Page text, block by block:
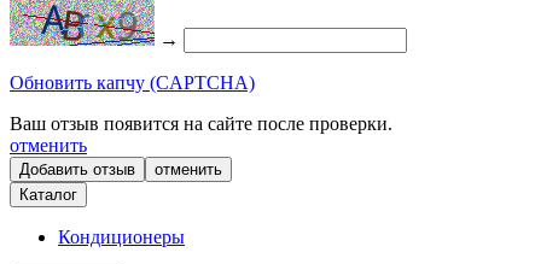
→
Обновить капчу (CAPTCHA)
Ваш отзыв появится на сайте после проверки.
отменить
отменить
Каталог
Кондиционеры